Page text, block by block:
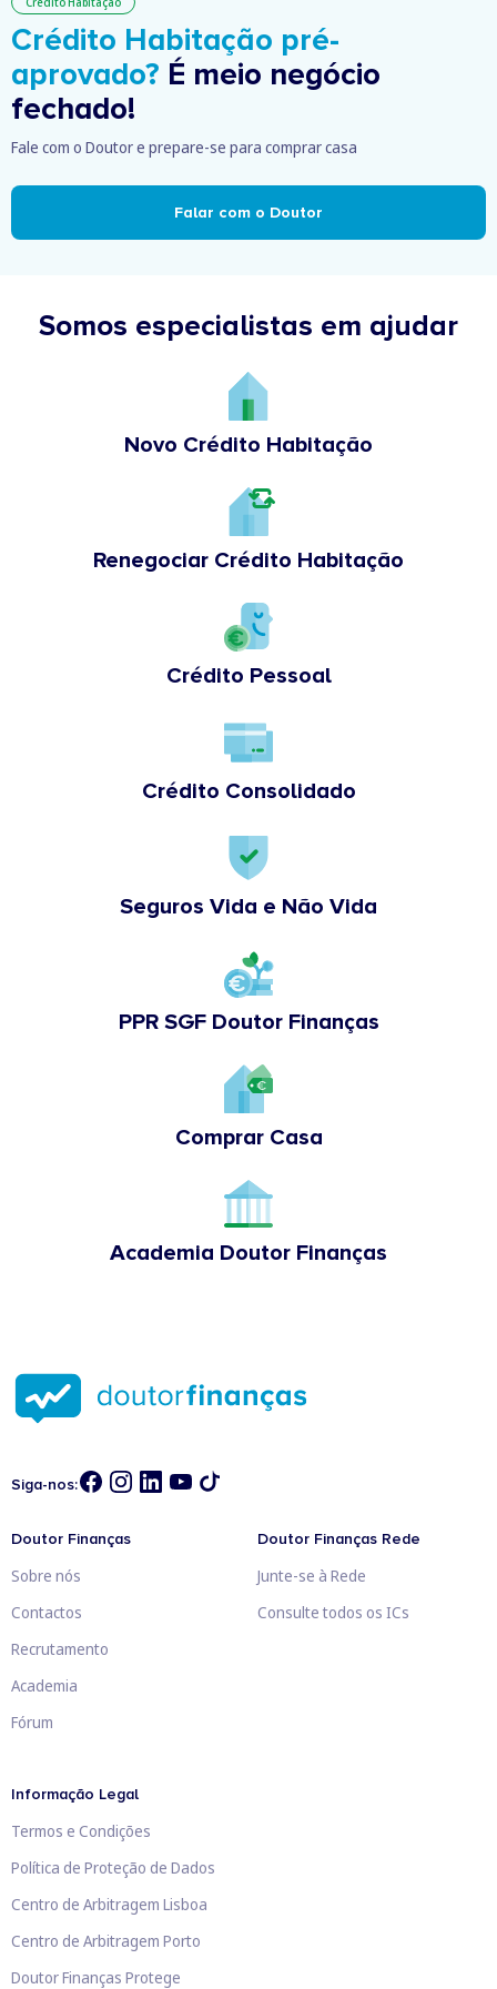
Crédito Habitação pré-
aprovado? É meio negócio
fechado!
Fale com o Doutor e prepare-se para comprar casa
Falar com o Doutor
Somos especialistas em ajudar
Novo Crédito Habitação
Renegociar Crédito Habitação
Crédito Pessoal
Crédito Consolidado
Seguros Vida e Não Vida
PPR SGF Doutor Finanças
Comprar Casa
Academia Doutor Finanças
Siga-nos:
Doutor Finanças
Sobre nós
Contactos
Recrutamento
Academia
Fórum
Doutor Finanças Rede
Junte-se à Rede
Consulte todos os ICs
Informação Legal
Termos e Condições
Política de Proteção de Dados
Centro de Arbitragem Lisboa
Centro de Arbitragem Porto
Doutor Finanças Protege